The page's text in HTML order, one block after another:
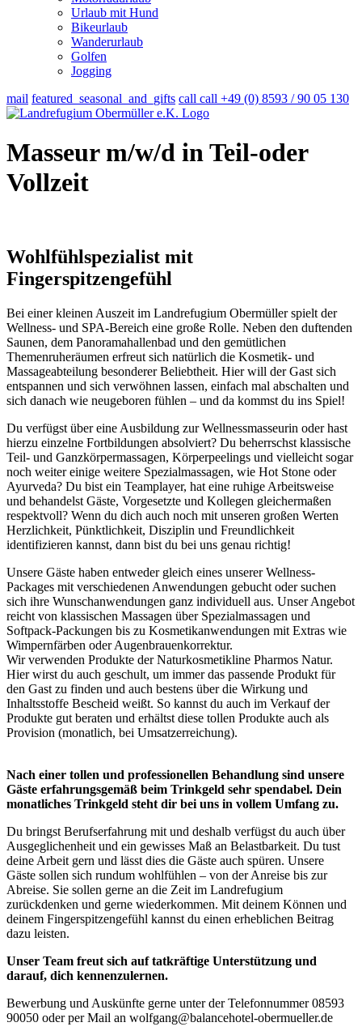
Urlaub mit Hund
Bikeurlaub
Wanderurlaub
Golfen
Jogging
mail featured_seasonal_and_gifts call call +49 (0) 8593 / 90 05 130
Masseur m/w/d in Teil-oder
Vollzeit
Wohlfühlspezialist mit
Fingerspitzengefühl
Bei einer kleinen Auszeit im Landrefugium Obermüller spielt der
Wellness- und SPA-Bereich eine große Rolle. Neben den duftenden
Saunen, dem Panoramahallenbad und den gemütlichen
Themenruheräumen erfreut sich natürlich die Kosmetik- und
Massageabteilung besonderer Beliebtheit. Hier will der Gast sich
entspannen und sich verwöhnen lassen, einfach mal abschalten und
sich danach wie neugeboren fühlen – und da kommst du ins Spiel!
Du verfügst über eine Ausbildung zur Wellnessmasseurin oder hast
hierzu einzelne Fortbildungen absolviert? Du beherrschst klassische
Teil- und Ganzkörpermassagen, Körperpeelings und vielleicht sogar
noch weiter einige weitere Spezialmassagen, wie Hot Stone oder
Ayurveda? Du bist ein Teamplayer, hat eine ruhige Arbeitsweise
und behandelst Gäste, Vorgesetzte und Kollegen gleichermaßen
respektvoll? Wenn du dich auch noch mit unseren großen Werten
Herzlichkeit, Pünktlichkeit, Disziplin und Freundlichkeit
identifizieren kannst, dann bist du bei uns genau richtig!
Unsere Gäste haben entweder gleich eines unserer Wellness-
Packages mit verschiedenen Anwendungen gebucht oder suchen
sich ihre Wunschanwendungen ganz individuell aus. Unser Angebot
reicht von klassischen Massagen über Spezialmassagen und
Softpack-Packungen bis zu Kosmetikanwendungen mit Extras wie
Wimpernfärben oder Augenbrauenkorrektur.
Wir verwenden Produkte der Naturkosmetikline Pharmos Natur.
Hier wirst du auch geschult, um immer das passende Produkt für
den Gast zu finden und auch bestens über die Wirkung und
Inhaltsstoffe Bescheid weißt. So kannst du auch im Verkauf der
Produkte gut beraten und erhältst diese tollen Produkte auch als
Provision (monatlich, bei Umsatzerreichung).
Nach einer tollen und professionellen Behandlung sind unsere
Gäste erfahrungsgemäß beim Trinkgeld sehr spendabel. Dein
monatliches Trinkgeld steht dir bei uns in vollem Umfang zu.
Du bringst Berufserfahrung mit und deshalb verfügst du auch über
Ausgeglichenheit und ein gewisses Maß an Belastbarkeit. Du tust
deine Arbeit gern und lässt dies die Gäste auch spüren. Unsere
Gäste sollen sich rundum wohlfühlen – von der Anreise bis zur
Abreise. Sie sollen gerne an die Zeit im Landrefugium
zurückdenken und gerne wiederkommen. Mit deinem Können und
deinem Fingerspitzengefühl kannst du einen erheblichen Beitrag
dazu leisten.
Unser Team freut sich auf tatkräftige Unterstützung und
darauf, dich kennenzulernen.
Bewerbung und Auskünfte gerne unter der Telefonnummer 08593
90050 oder per Mail an wolfgang@balancehotel-obermueller.de